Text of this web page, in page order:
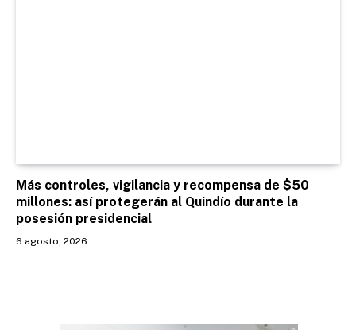
Más controles, vigilancia y recompensa de $50
millones: así protegerán al Quindío durante la
posesión presidencial
6 agosto, 2026